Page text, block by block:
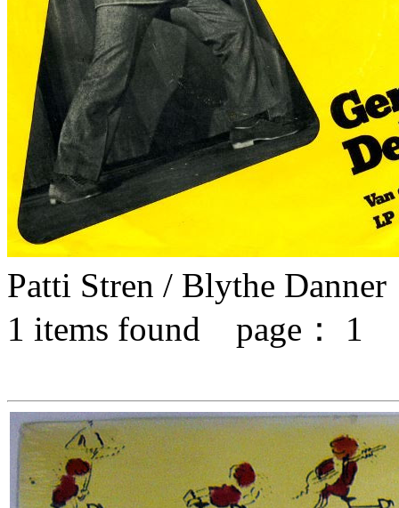
Patti Stren / Blythe Danner
1 items found page： 1